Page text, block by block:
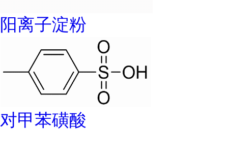
阳离子淀粉
对甲苯磺酸